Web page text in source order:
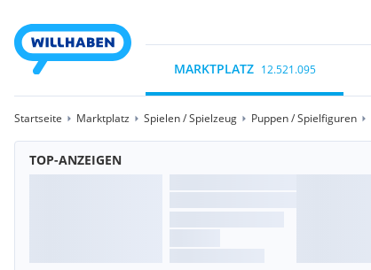
MARKTPLATZ 12.521.095
Startseite Marktplatz Spielen / Spielzeug Puppen / Spielfiguren
TOP-ANZEIGEN